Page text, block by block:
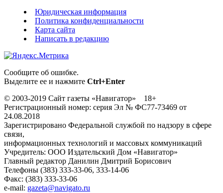
Юридическая информация
Политика конфиденциальности
Карта сайта
Написать в редакцию
Сообщите об ошибке.
Выделите ее и нажмите Ctrl+Enter
© 2003-2019 Сайт газеты «Навигатор» 18+
Регистрационный номер: серия Эл № ФС77-73469 от
24.08.2018
Зарегистрировано Федеральной службой по надзору в сфере
связи,
информационных технологий и массовых коммуникаций
Учредитель: ООО Издательский Дом «Навигатор»
Главный редактор Данилин Дмитрий Борисович
Телефоны (383) 333-33-06, 333-14-06
Факс: (383) 333-33-06
e-mail: gazeta@navigato.ru